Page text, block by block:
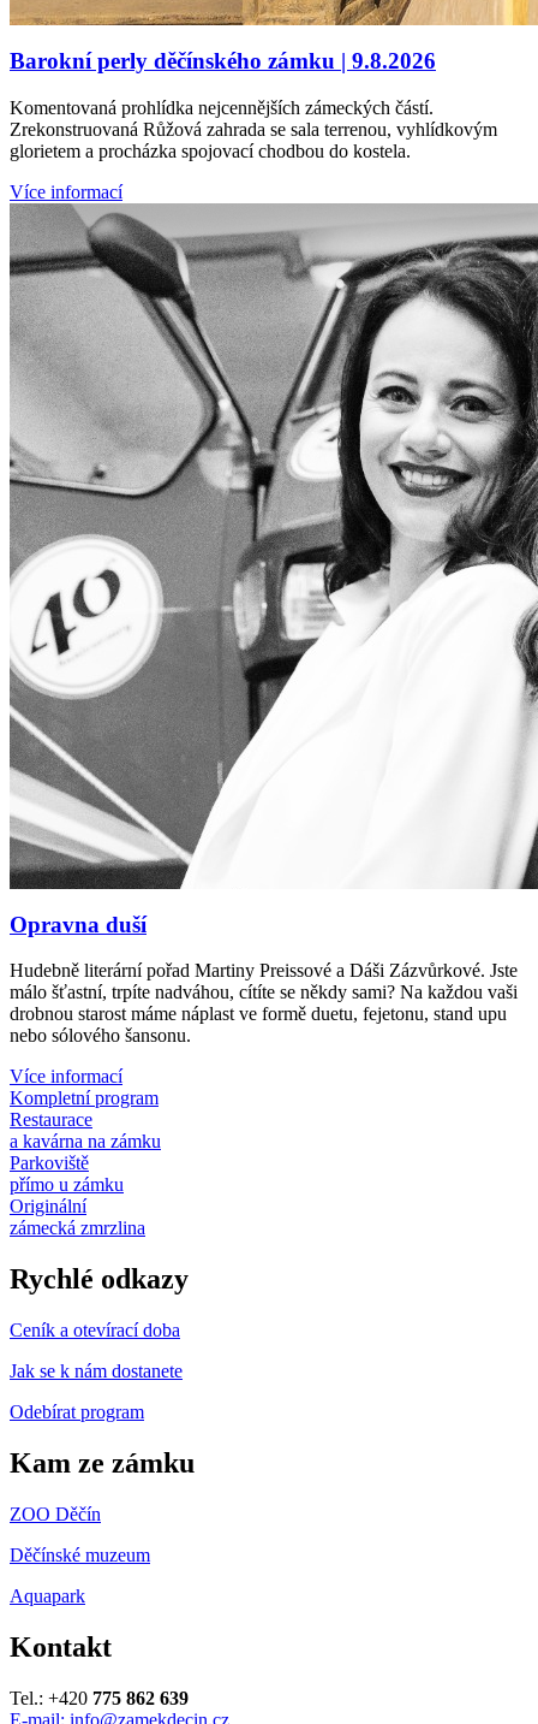
Barokní perly děčínského zámku | 9.8.2026
Komentovaná prohlídka nejcennějších zámeckých částí.
Zrekonstruovaná Růžová zahrada se sala terrenou, vyhlídkovým
glorietem a procházka spojovací chodbou do kostela.
Více informací
Opravna duší
Hudebně literární pořad Martiny Preissové a Dáši Zázvůrkové. Jste
málo šťastní, trpíte nadváhou, cítíte se někdy sami? Na každou vaši
drobnou starost máme náplast ve formě duetu, fejetonu, stand upu
nebo sólového šansonu.
Více informací
Kompletní program
Restaurace
a kavárna na zámku
Parkoviště
přímo u zámku
Originální
zámecká zmrzlina
Rychlé odkazy
Ceník a otevírací doba
Jak se k nám dostanete
Odebírat program
Kam ze zámku
ZOO Děčín
Děčínské muzeum
Aquapark
Kontakt
Tel.: +420 775 862 639
E-mail: info@zamekdecin.cz